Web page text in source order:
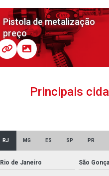
Pistola de metalização
preço
Principais
RJ MG ES SP PR
Rio de Janeiro São